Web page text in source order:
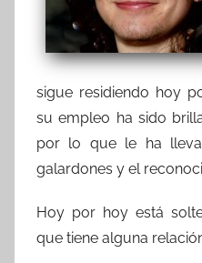
sigue residiendo hoy
su empleo ha sido
por lo que le ha
galardones y el
Hoy por hoy está
que tiene alguna